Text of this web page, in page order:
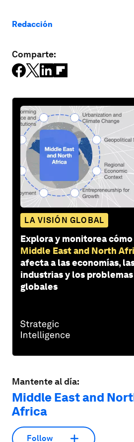
Redacción
Comparte:
LA VISIÓN GLOBAL
Explora y monitorea cómo
Middle East and North
afecta a las economías,
industrias y los problemas
globales
Mantente al día:
Middle East and
Africa
Follow